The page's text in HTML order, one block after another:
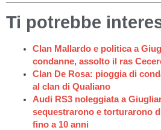
Ti potrebbe
Clan Mallardo e politica a
condanne, assolto il ras
Clan De Rosa: pioggia di
al clan di Qualiano
Audi RS3 noleggiata a
sequestrarono e torturarono
fino a 10 anni